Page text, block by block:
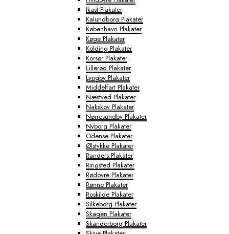
Ikast Plakater
Kalundborg Plakater
København Plakater
Køge Plakater
Kolding Plakater
Korsør Plakater
Lillerød Plakater
Lyngby Plakater
Middelfart Plakater
Næstved Plakater
Nakskov Plakater
Nørresundby Plakater
Nyborg Plakater
Odense Plakater
Ølstykke Plakater
Randers Plakater
Ringsted Plakater
Rødovre Plakater
Rønne Plakater
Roskilde Plakater
Silkeborg Plakater
Skagen Plakater
Skanderborg Plakater